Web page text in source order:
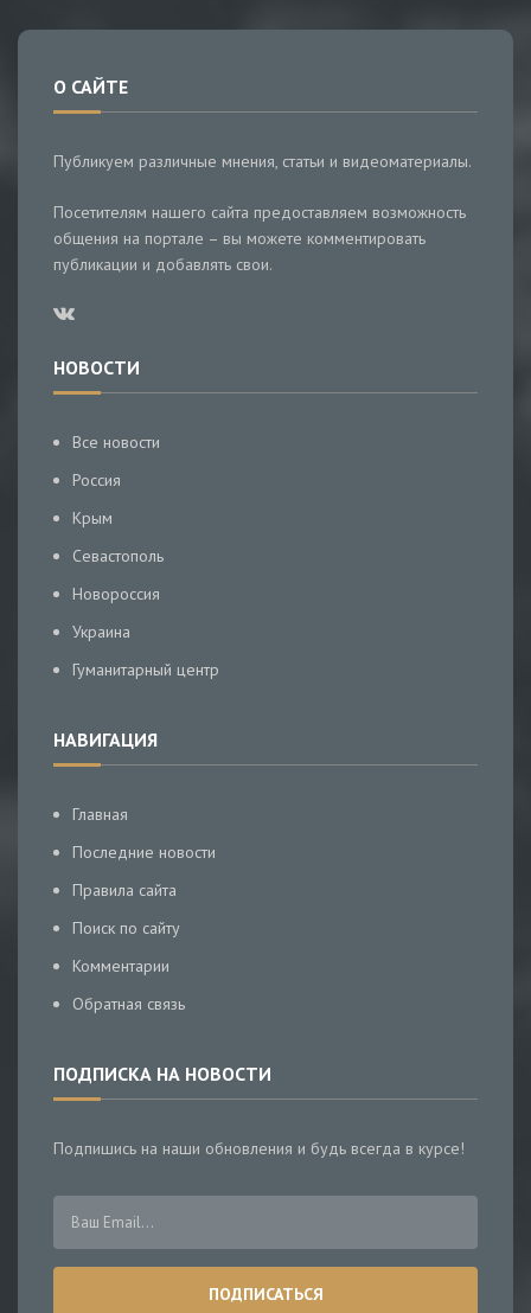
О САЙТЕ
Публикуем различные мнения, статьи и видеоматериалы.
Посетителям нашего сайта предоставляем возможность
общения на портале – вы можете комментировать
публикации и добавлять свои.
НОВОСТИ
Все новости
Россия
Крым
Севастополь
Новороссия
Украина
Гуманитарный центр
НАВИГАЦИЯ
Главная
Последние новости
Правила сайта
Поиск по сайту
Комментарии
Обратная связь
ПОДПИСКА НА НОВОСТИ
Подпишись на наши обновления и будь всегда в курсе!